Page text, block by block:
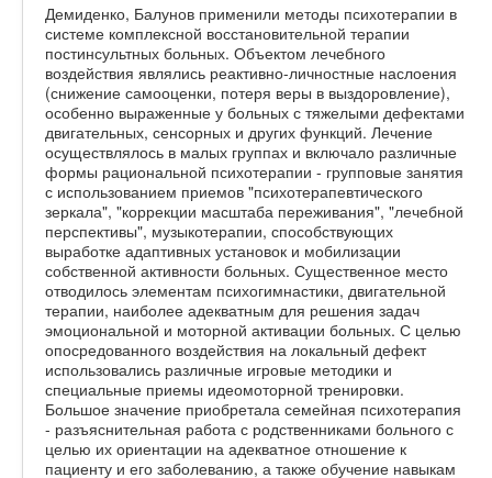
Демиденко, Балунов применили методы психотерапии в
системе комплексной восстановительной терапии
постинсультных больных. Объектом лечебного
воздействия являлись реактивно-личностные наслоения
(снижение самооценки, потеря веры в выздоровление),
особенно выраженные у больных с тяжелыми дефектами
двигательных, сенсорных и других функций. Лечение
осуществлялось в малых группах и включало различные
формы рациональной психотерапии - групповые занятия
с использованием приемов "психотерапевтического
зеркала", "коррекции масштаба переживания", "лечебной
перспективы", музыкотерапии, способствующих
выработке адаптивных установок и мобилизации
собственной активности больных. Существенное место
отводилось элементам психогимнастики, двигательной
терапии, наиболее адекватным для решения задач
эмоциональной и моторной активации больных. С целью
опосредованного воздействия на локальный дефект
использовались различные игровые методики и
специальные приемы идеомоторной тренировки.
Большое значение приобретала семейная психотерапия
- разъяснительная работа с родственниками больного с
целью их ориентации на адекватное отношение к
пациенту и его заболеванию, а также обучение навыкам